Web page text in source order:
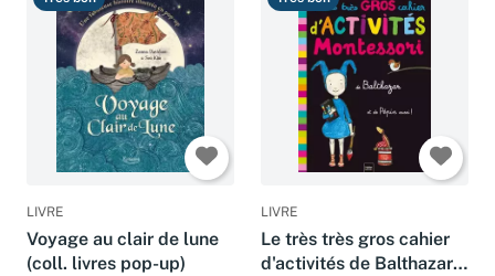
LIVRE
Voyage au clair de lune
(coll. livres pop-up)
LIVRE
Le très très gros cahier
d'activités de Balthazar -